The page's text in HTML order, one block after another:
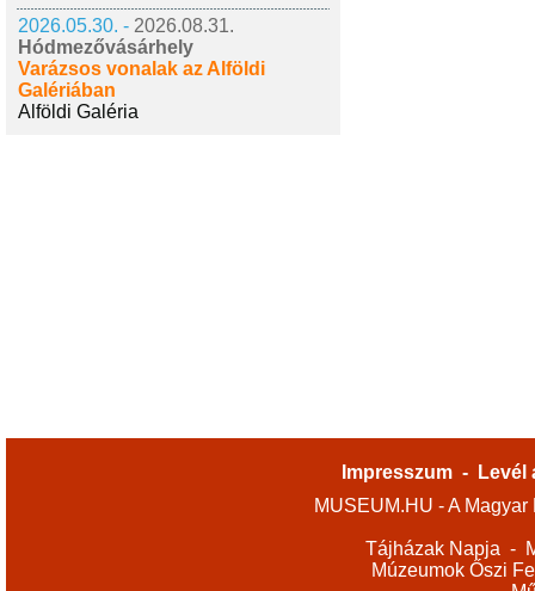
2026.05.30. - 2026.08.31.
Hódmezővásárhely
Varázsos vonalak az Alföldi
Galériában
Alföldi Galéria
Impresszum -
Levél
MUSEUM.HU - A
Tájházak Napja -
Múzeumok Őszi